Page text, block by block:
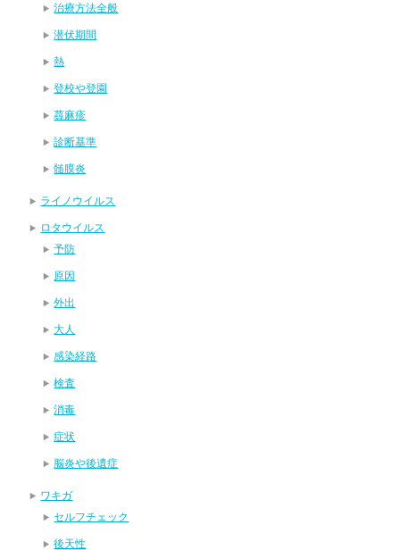
治療方法全般
潜伏期間
熱
登校や登園
蕁麻疹
診断基準
髄膜炎
ライノウイルス
ロタウイルス
予防
原因
外出
大人
感染経路
検査
消毒
症状
脳炎や後遺症
ワキガ
セルフチェック
後天性